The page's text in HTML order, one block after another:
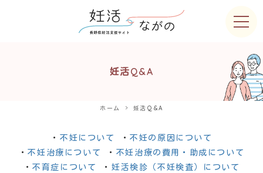
妊活Q&A
ホーム 妊活Q&A
不妊について
不妊の原因について
不妊治療について
不妊治療の費用・助成について
不育症について
妊活検診（不妊検査）について